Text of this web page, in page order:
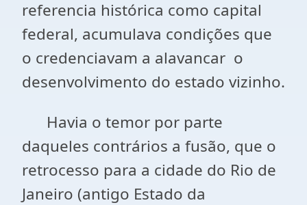
referencia histórica como capital
federal, acumulava condições que
o credenciavam a alavancar o
desenvolvimento do estado vizinho.
Havia o temor por parte
daqueles contrários a fusão, que o
retrocesso para a cidade do Rio de
Janeiro (antigo Estado da